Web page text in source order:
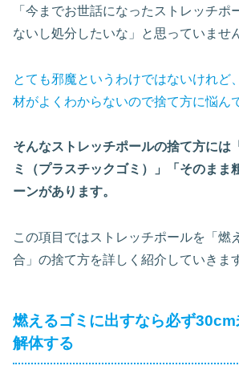
「今までお世話になったストレッチポ
ないし処分したいな」と思っていませ
とても邪魔というわけではないけれど
材がよくわからないので捨て方に悩ん
そんなストレッチポールの捨て方には
ミ（プラスチックゴミ ）」「そのまま
ーンがあります。
この項目ではストレッチポールを「燃
合」の捨て方を詳しく紹介していきま
燃えるゴミに出すなら必ず
解体する